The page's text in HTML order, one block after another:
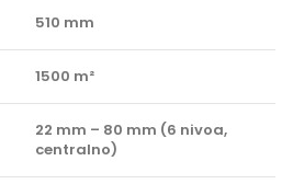
510 mm
1500 m²
22 mm – 80 mm (6 nivoa,
centralno)